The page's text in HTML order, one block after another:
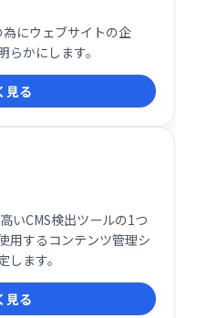
にウェブサイトの企
かにします。
見る
いCMS検出ツールの1つ
用するコンテンツ管理シ
ます。
見る